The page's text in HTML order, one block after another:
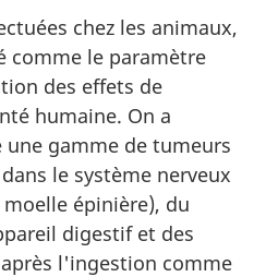
chez les animaux,
comme le paramètre
des effets de
humaine. On a
gamme de tumeurs
le système nerveux
épinière), du
digestif et des
l'ingestion comme